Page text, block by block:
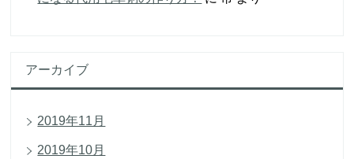
アーカイブ
2019年11月
2019年10月